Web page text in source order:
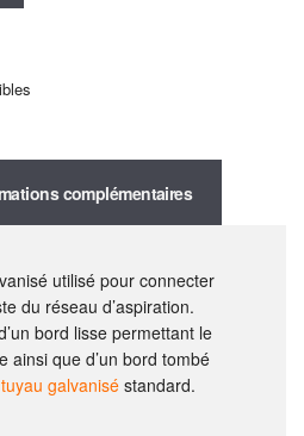
complémentaires
utilisé pour connecter
du réseau d’aspiration.
bord lisse permettant le
ainsi que d’un bord tombé
tuyau galvanisé standard.